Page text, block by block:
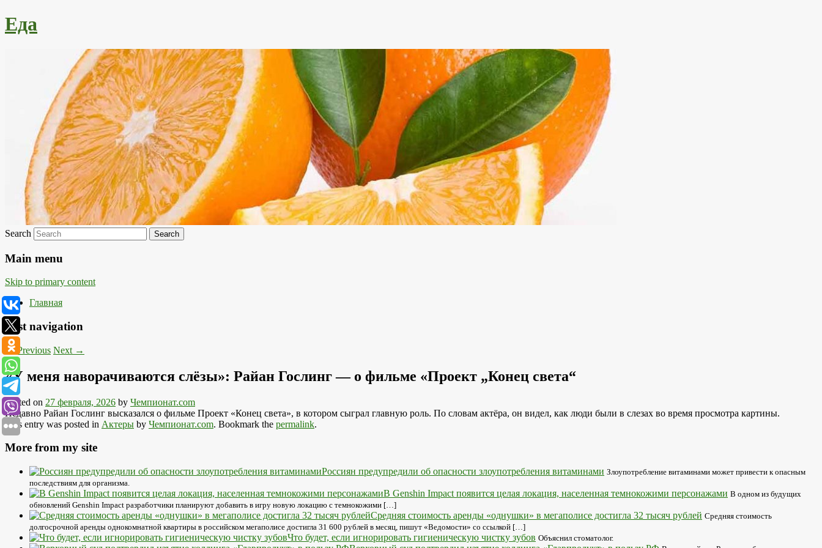
Еда
Search
Main menu
Skip to primary content
Главная
Post navigation
←Previous Next →
«У меня наворачиваются слёзы»: Райан Гослинг — о фильме «Проект „Конец света“
Posted on 27 февраля, 2026 by Чемпионат.com
Недавно Райан Гослинг высказался о фильме Проект «Конец света», в котором сыграл главную роль. По словам актёра, он видел, как люди были в слезах во время просмотра картины.
This entry was posted in Актеры by Чемпионат.com. Bookmark the permalink.
More from my site
Россиян предупредили об опасности злоупотребления витаминами Злоупотребление витаминами может привести к опасным
последствиям для организма.
В Genshin Impact появится целая локация, населенная темнокожими персонажами В одном из будущих
обновлений Genshin Impact разработчики планируют добавить в игру новую локацию с темнокожими […]
Средняя стоимость аренды «однушки» в мегаполисе достигла 32 тысяч рублей Средняя стоимость
долгосрочной аренды однокомнатной квартиры в российском мегаполисе достигла 31 600 рублей в месяц, пишут «Ведомости» со ссылкой […]
Что будет, если игнорировать гигиеническую чистку зубов Объяснил стоматолог.